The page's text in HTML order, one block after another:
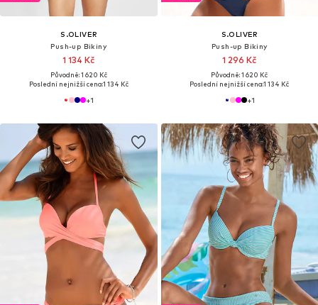
S.OLIVER
Push-up Bikiny
1 134 Kč
Původně: 1 620 Kč
Poslední nejnižší cena:1 134 Kč
+1
S.OLIVER
Push-up Bikiny
1 296 Kč
Původně: 1 620 Kč
Poslední nejnižší cena:1 134 Kč
+1